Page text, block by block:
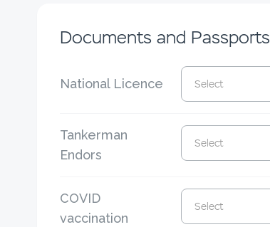
Documents and Passports
National Licence Select
Tankerman
Endors
Select
COVID
vaccination
Select